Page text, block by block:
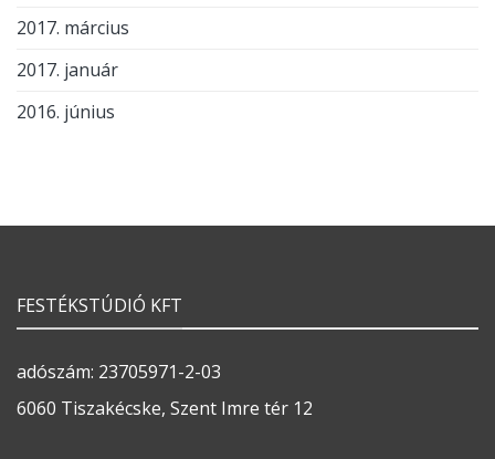
2017. március
2017. január
2016. június
FESTÉKSTÚDIÓ KFT
adószám: 23705971-2-03
6060 Tiszakécske, Szent Imre tér 12